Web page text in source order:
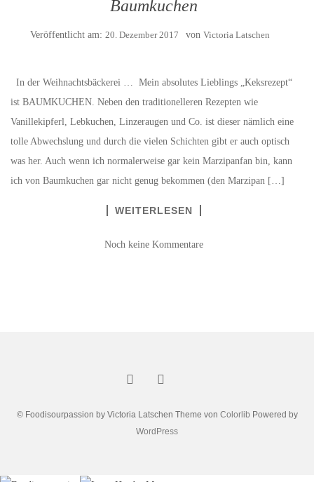
Baumkuchen
Veröffentlicht am: 20. Dezember 2017 von Victoria Latschen
In der Weihnachtsbäckerei … Mein absolutes Lieblings „Keksrezept“
ist BAUMKUCHEN. Neben den traditionelleren Rezepten wie
Vanillekipferl, Lebkuchen, Linzeraugen und Co. ist dieser nämlich eine
tolle Abwechslung und durch die vielen Schichten gibt er auch optisch
was her. Auch wenn ich normalerweise gar kein Marzipanfan bin, kann
ich von Baumkuchen gar nicht genug bekommen (den Marzipan […]
WEITERLESEN
Noch keine Kommentare
© Foodisourpassion by Victoria Latschen Theme von Colorlib Powered by
WordPress